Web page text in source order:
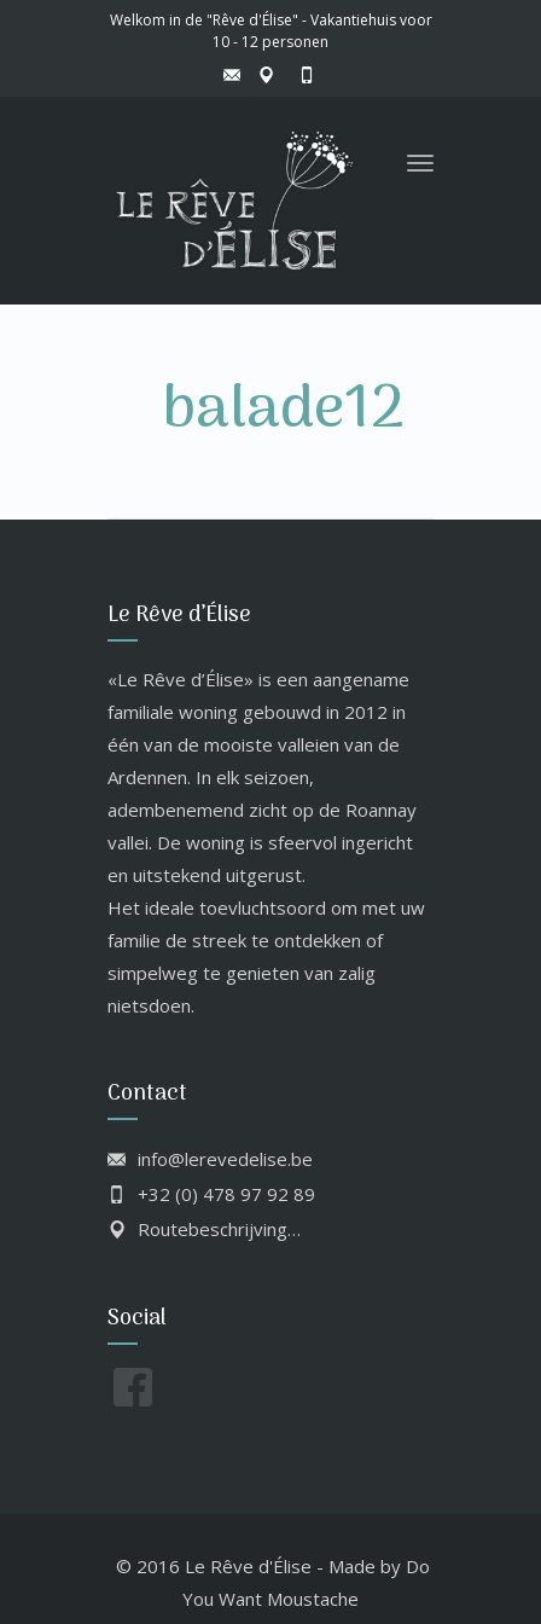
Welkom in de "Rêve d'Élise" - Vakantiehuis voor
10 - 12 personen
Toggle
balade12
Le Rêve d’Élise
«Le Rêve d’Élise» is een aangename
familiale woning gebouwd in 2012 in
één van de mooiste valleien van de
Ardennen. In elk seizoen,
adembenemend zicht op de Roannay
vallei. De woning is sfeervol ingericht
en uitstekend uitgerust.
Het ideale toevluchtsoord om met uw
familie de streek te ontdekken of
simpelweg te genieten van zalig
nietsdoen.
Contact
info@lerevedelise.be
+32 (0) 478 97 92 89
Routebeschrijving…
Social
© 2016 Le Rêve d'Élise - Made by Do
You Want Moustache